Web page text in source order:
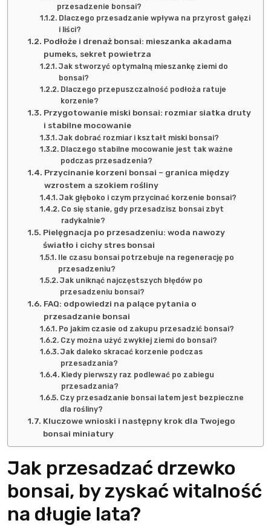
przesadzenie bonsai?
Dlaczego przesadzanie wpływa na przyrost gałęzi
i liści?
Podłoże i drenaż bonsai: mieszanka akadama
pumeks, sekret powietrza
Jak stworzyć optymalną mieszankę ziemi do
bonsai?
Dlaczego przepuszczalność podłoża ratuje
korzenie?
Przygotowanie miski bonsai: rozmiar siatka druty
i stabilne mocowanie
Jak dobrać rozmiar i kształt miski bonsai?
Dlaczego stabilne mocowanie jest tak ważne
podczas przesadzenia?
Przycinanie korzeni bonsai – granica między
wzrostem a szokiem rośliny
Jak głęboko i czym przycinać korzenie bonsai?
Co się stanie, gdy przesadzisz bonsai zbyt
radykalnie?
Pielęgnacja po przesadzeniu: woda nawozy
światło i cichy stres bonsai
Ile czasu bonsai potrzebuje na regenerację po
przesadzeniu?
Jak uniknąć najczęstszych błędów po
przesadzeniu bonsai?
FAQ: odpowiedzi na palące pytania o
przesadzanie bonsai
Po jakim czasie od zakupu przesadzić bonsai?
Czy można użyć zwykłej ziemi do bonsai?
Jak daleko skracać korzenie podczas
przesadzania?
Kiedy pierwszy raz podlewać po zabiegu
przesadzania?
Czy przesadzanie bonsai latem jest bezpieczne
dla rośliny?
Kluczowe wnioski i następny krok dla Twojego
bonsai miniatury
Jak przesadzać drzewko
bonsai, by zyskać witalność
na długie lata?